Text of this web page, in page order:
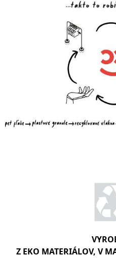
Z EKO MATERIÁLOV, V